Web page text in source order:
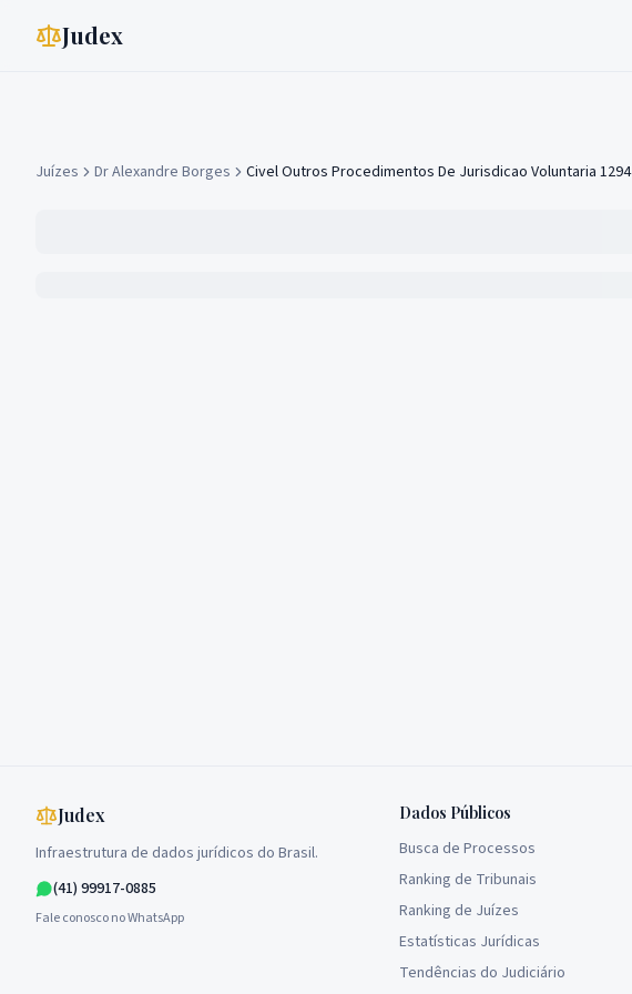
Judex
Juízes Dr Alexandre Borges Civel Outros Procedimentos De Jurisdicao Voluntaria 1294
Judex
Infraestrutura de dados jurídicos do Brasil.
(41) 99917-0885
Fale conosco no WhatsApp
Dados Públicos
Busca de Processos
Ranking de Tribunais
Ranking de Juízes
Estatísticas Jurídicas
Tendências do Judiciário